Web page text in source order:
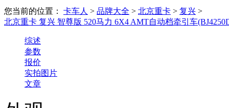
您当前的位置： 卡车人 > 品牌大全 > 北京重卡 > 复兴 >
北京重卡 复兴 智尊版 520马力 6X4 AMT自动档牵引车
综述
参数
报价
实拍图片
文章